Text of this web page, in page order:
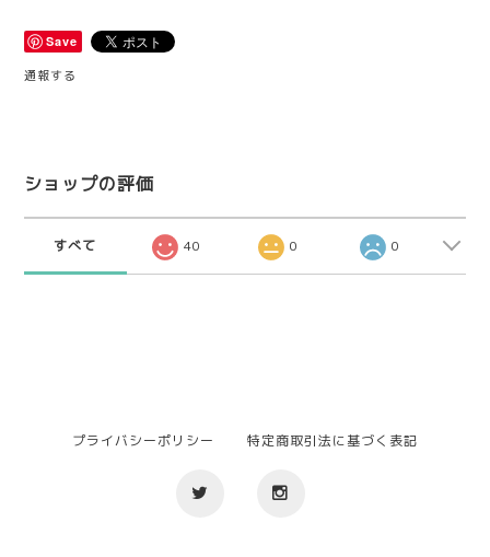
Save
通報する
ショップの評価
すべて 40 0 0
プライバシーポリシー 特定商取引法に基づく表記